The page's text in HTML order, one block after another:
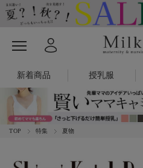
新着商品 授乳服
TOP 特集 夏物